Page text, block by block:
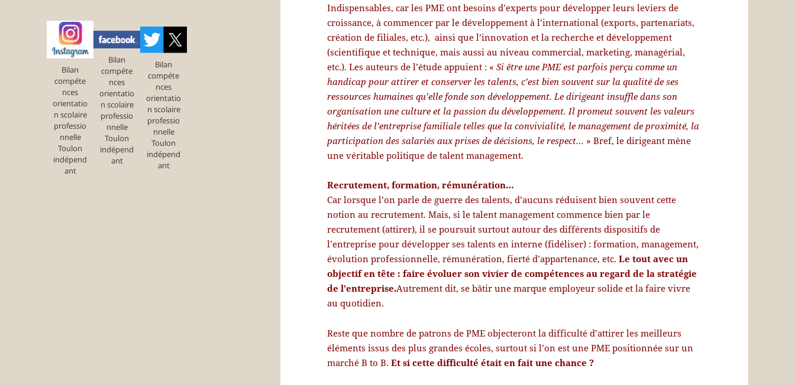
Bilan
compéte
nces
orientatio
n scolaire
professio
nnelle
Toulon
indépend
ant
Bilan
compéte
nces
orientatio
n scolaire
professio
nnelle
Toulon
indépend
ant
Bilan
compéte
nces
orientatio
n scolaire
professio
nnelle
Toulon
indépend
ant
Indispensables, car les PME ont besoins d’experts pour développer leurs leviers de
croissance, à commencer par le développement à l’international (exports, partenariats,
création de filiales, etc.), ainsi que l’innovation et la recherche et développement
(scientifique et technique, mais aussi au niveau commercial, marketing, managérial,
etc.). Les auteurs de l’étude appuient : «Si être une PME est parfois perçu comme un
handicap pour attirer et conserver les talents, c’est bien souvent sur la qualité de ses
ressources humaines qu’elle fonde son développement. Le dirigeant insuffle dans son
organisation une culture et la passion du développement. Il promeut souvent les valeurs
héritées de l’entreprise familiale telles que la convivialité, le management de proximité, la
participation des salariés aux prises de décisions, le respect… » Bref, le dirigeant mène
une véritable politique de talent management.
Recrutement, formation, rémunération…
Car lorsque l’on parle de guerre des talents, d’aucuns réduisent bien souvent cette
notion au recrutement. Mais, si le talent management commence bien par le
recrutement (attirer), il se poursuit surtout autour des différents dispositifs de
l’entreprise pour développer ses talents en interne (fidéliser) : formation, management,
évolution professionnelle, rémunération, fierté d’appartenance, etc.Le tout avec un
objectif en tête : faire évoluer son vivier de compétences au regard de la stratégie
de l’entreprise.Autrement dit, se bâtir une marque employeur solide et la faire vivre
au quotidien.
Reste que nombre de patrons de PME objecteront la difficulté d’attirer les meilleurs
éléments issus des plus grandes écoles, surtout si l’on est une PME positionnée sur un
marché B to B.Et si cette difficulté était en fait une chance ?